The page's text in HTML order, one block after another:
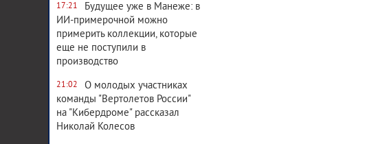
17:21
Будущее уже в Манеже: в
ИИ-примерочной можно
примерить коллекции, которые
еще не поступили в
производство
21:02
О молодых участниках
команды "Вертолетов России"
на "Кибердроме" рассказал
Николай Колесов